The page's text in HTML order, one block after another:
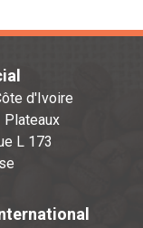
d'Ivoire
Plateaux
L 173